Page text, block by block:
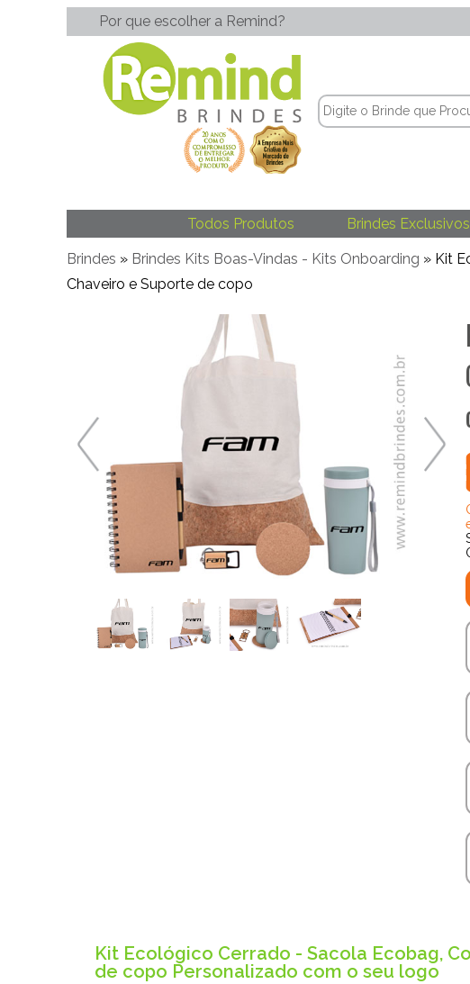
Por que escolher a Remind?
Todos Produtos Brindes Exclusivos
Brindes » Brindes Kits Boas-Vindas - Kits Onboarding » Kit
Chaveiro e Suporte de copo
Kit Ecológico Cerrado - Sacola Ecobag,
de copo Personalizado com o seu logo